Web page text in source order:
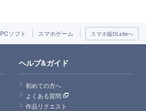
PCソフト スマホゲーム スマホ版DLsiteへ
ヘルプ&ガイド
初めての方へ
よくある質問
作品リクエスト